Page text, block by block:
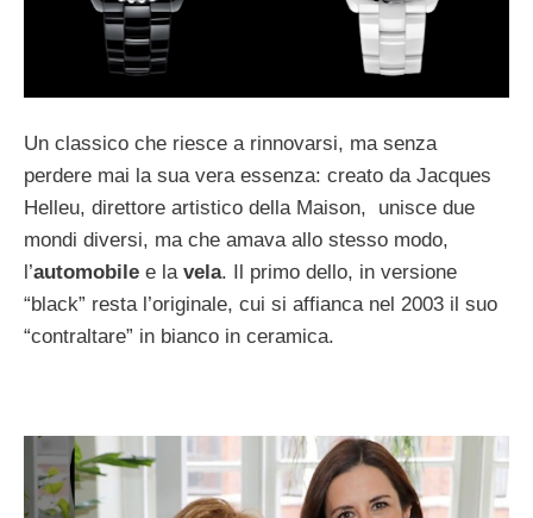
Un classico che riesce a rinnovarsi, ma senza
perdere mai la sua vera essenza: creato da Jacques
Helleu, direttore artistico della Maison,
unisce due
mondi diversi, ma che amava allo stesso modo,
l’automobile e la vela. Il primo dello, in versione
“black” resta l’originale, cui si affianca nel 2003 il suo
“contraltare” in bianco in ceramica.